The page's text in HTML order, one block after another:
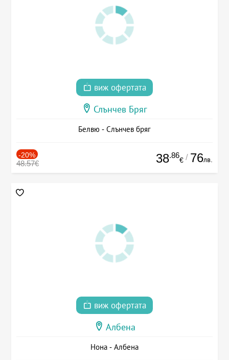
виж офертата
Слънчев Бряг
Белвю - Слънчев бряг
-20%
48.57€ 38.86
€ / 76лв.
виж офертата
Албена
Нона - Албена